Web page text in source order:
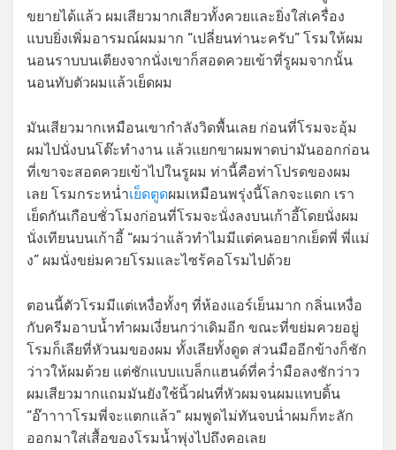
ขยายได้แล้ว ผมเสียวมากเสียวทั้งควยและยิ่งใส่เครื่อง
แบบยิ่งเพิ่มอารมณ์ผมมาก “เปลี่ยนท่านะครับ” โรมให้ผม
นอนราบบนเตียงจากนั่งเขาก็สอดควยเข้าที่รูผมจากนั้น
นอนทับตัวผมแล้วเย็ดผม
มันเสียวมากเหมือนเขากำลังวิดพื้นเลย ก่อนที่โรมจะอุ้ม
ผมไปนั่งบนโต๊ะทำงาน แล้วแยกขาผมพาดบ่ามันออกก่อน
ที่เขาจะสอดควยเข้าไปในรูผม ท่านี้คือท่าโปรดของผม
เลย โรมกระหน่ำเย็ดตูดผมเหมือนพรุ่งนี้โลกจะแตก เรา
เย็ดกันเกือบชั่วโมงก่อนที่โรมจะนั่งลงบนเก้าอี้โดยนั่งผม
นั่งเทียนบนเก้าอี้ “ผมว่าแล้วทำไมมีแต่คนอยากเย็ดพี่ พี่แม่
ง” ผมนั่งขย่มควยโรมและไซร้คอโรมไปด้วย
ตอนนี้ตัวโรมมีแต่เหงื่อทั้งๆ ที่ห้องแอร์เย็นมาก กลิ่นเหงื่อ
กับครีมอาบน้ำทำผมเงี่ยนกว่าเดิมอีก ขณะที่ขย่มควยอยู่
โรมก็เลียที่หัวนมของผม ทั้งเลียทั้งดูด ส่วนมืออีกข้างก็ชัก
ว่าวให้ผมด้วย แต่ชักแบบแบล็กแฮนด์ที่คว่ำมือลงชักว่าว
ผมเสียวมากแถมมันยังใช้นิ้วฝนที่หัวผมจนผมแทบดิ้น
“อ๊าาาาโรมพี่จะแตกแล้ว” ผมพูดไม่ทันจบน่ำผมก็ทะลัก
ออกมาใส่เสื้อของโรมน้ำพุ่งไปถึงคอเลย